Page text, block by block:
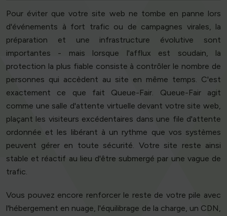
Pour éviter que votre site web ne tombe en panne lors
d'événements à fort trafic ou de campagnes virales, la
préparation et une infrastructure évolutive sont
importantes - mais lorsque l'afflux est soudain, la
protection la plus fiable consiste à contrôler le nombre de
personnes qui accèdent au site en même temps. C'est
exactement ce que fait Queue-Fair. Queue-Fair agit
comme une salle d'attente virtuelle devant votre site web,
plaçant les visiteurs excédentaires dans une file d'attente
ordonnée et les libérant à un rythme que vos systèmes
peuvent gérer en toute sécurité. Votre site reste ainsi
stable et réactif au lieu d'être submergé par une vague de
trafic.
Vous pouvez encore renforcer le reste de votre pile avec
l'hébergement en nuage, l'équilibrage de la charge, un CDN,